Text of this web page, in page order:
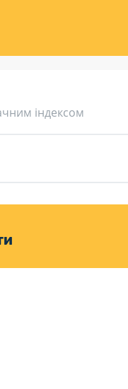
індексом